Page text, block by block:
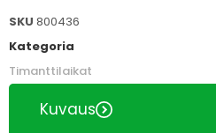
SKU 800436
Kategoria
Timanttilaikat
Kuvaus